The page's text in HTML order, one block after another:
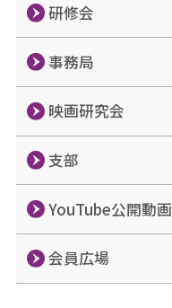
研修会
事務局
映画研究会
支部
YouTube公開動画
会員広場